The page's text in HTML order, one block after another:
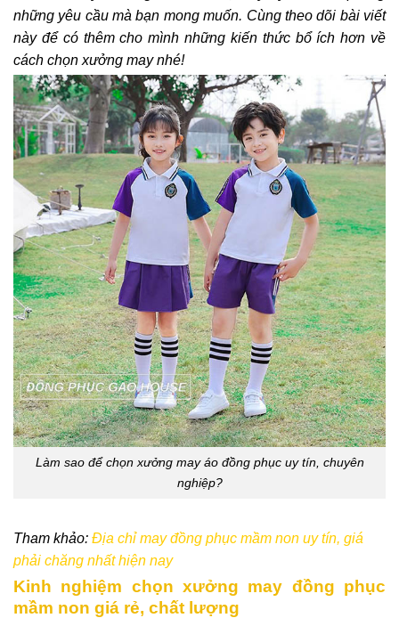
những yêu cầu mà bạn mong muốn. Cùng theo dõi bài viết
này để có thêm cho mình những kiến thức bổ ích hơn về
cách chọn xưởng may nhé!
Làm sao để chọn xưởng may áo đồng phục uy tín, chuyên
nghiệp?
Tham khảo: Địa chỉ may đồng phục mầm non uy tín, giá
phải chăng nhất hiện nay
Kinh nghiệm chọn xưởng may đồng phục
mầm non giá rẻ, chất lượng